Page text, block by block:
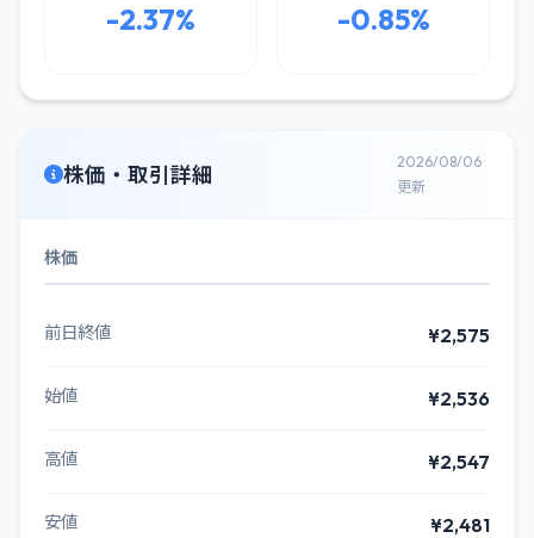
-2.37% -0.85%
株価・取引詳細
2026/08/06
更新
株価
前日終値 ¥2,575
始値 ¥2,536
高値 ¥2,547
安値 ¥2,481